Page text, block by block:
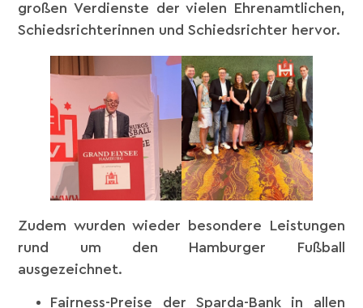
großen Verdienste der vielen Ehrenamtlichen,
Schiedsrichterinnen und Schiedsrichter hervor.
Zudem wurden wieder besondere Leistungen
rund um den Hamburger Fußball
ausgezeichnet.
Fairness-Preise der Sparda-Bank in allen